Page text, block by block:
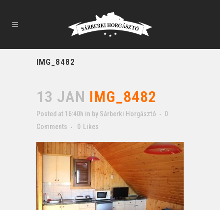
IMG_8482
13 JAN IMG_8482
Posted at 16:40h in by Sárberki Horgásztó
0
Comments
0 Likes